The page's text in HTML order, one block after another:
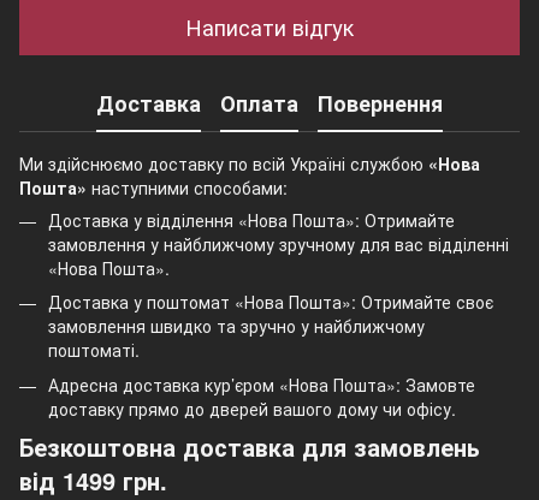
Написати відгук
Доставка Оплата Повернення
Ми здійснюємо доставку по всій Україні службою «Нова
Пошта» наступними способами:
Доставка у відділення «Нова Пошта»: Отримайте
замовлення у найближчому зручному для вас відділенні
«Нова Пошта».
Доставка у поштомат «Нова Пошта»: Отримайте своє
замовлення швидко та зручно у найближчому
поштоматі.
Адресна доставка кур’єром «Нова Пошта»: Замовте
доставку прямо до дверей вашого дому чи офісу.
Безкоштовна доставка для замовлень
від 1499 грн.